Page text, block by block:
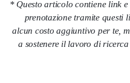
* Questo articolo contiene link
prenotazione tramite questi
alcun costo aggiuntivo per te,
a sostenere il lavoro di